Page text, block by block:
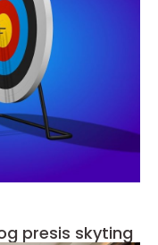
presis skyting